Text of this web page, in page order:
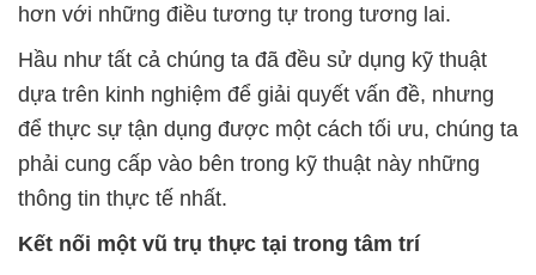
hơn với những điều tương tự trong tương lai.
Hầu như tất cả chúng ta đã đều sử dụng kỹ thuật
dựa trên kinh nghiệm để giải quyết vấn đề, nhưng
để thực sự tận dụng được một cách tối ưu, chúng ta
phải cung cấp vào bên trong kỹ thuật này những
thông tin thực tế nhất.
Kết nối một vũ trụ thực tại trong tâm trí